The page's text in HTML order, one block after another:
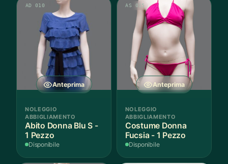
Anteprima
AD 010
NOLEGGIO
ABBIGLIAMENTO
Abito Donna Blu S -
1 Pezzo
Disponibile
Anteprima
AS 015
NOLEGGIO
ABBIGLIAMENTO
Costume Donna
Fucsia - 1 Pezzo
Disponibile